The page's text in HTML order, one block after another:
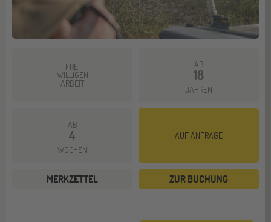
FREI
WILLIGEN
ARBEIT
AB
18
JAHREN
AB
4
WOCHEN
AUF ANFRAGE
MERKZETTEL ZUR BUCHUNG